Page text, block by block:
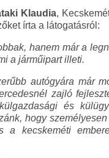
Klaudia,
írta a látogatásról:
hanem már a
a járműipart illeti.
autógyára már
zajló
és
hogy
a kecskeméti